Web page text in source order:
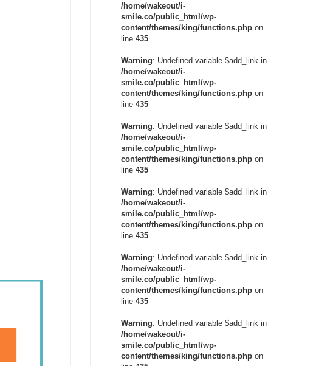
/home/wakeout/i-
smile.co/public_html/wp-
content/themes/king/functions.phpon
line 435
Warning: Undefined variable $add_link in
/home/wakeout/i-
smile.co/public_html/wp-
content/themes/king/functions.phpon
line 435
Warning: Undefined variable $add_link in
/home/wakeout/i-
smile.co/public_html/wp-
content/themes/king/functions.phpon
line 435
Warning: Undefined variable $add_link in
/home/wakeout/i-
smile.co/public_html/wp-
content/themes/king/functions.phpon
line 435
Warning: Undefined variable $add_link in
/home/wakeout/i-
smile.co/public_html/wp-
content/themes/king/functions.phpon
line 435
Warning: Undefined variable $add_link in
/home/wakeout/i-
smile.co/public_html/wp-
content/themes/king/functions.phpon